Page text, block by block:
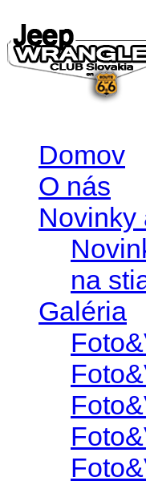
Domov
O nás
Novinky
na
Galéria